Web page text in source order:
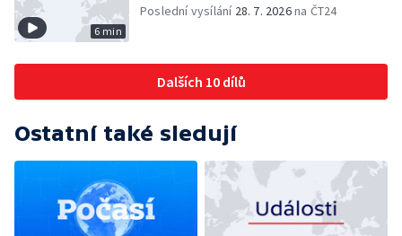
6 min
Poslední vysílání 28. 7. 2026na ČT24
Dalších 10 dílů
Ostatní také sledují